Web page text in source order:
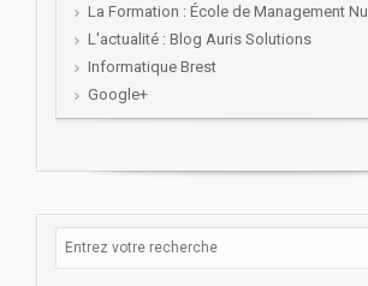
La Formation : École de Management
L'actualité : Blog Auris Solutions
Informatique Brest
Google+